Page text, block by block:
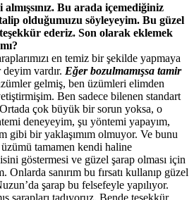
Bu arada içemediğiniz
olduğumuzu söyleyeyim. Bu güzel
ederiz. Son olarak eklemek
en temiz bir şekilde yapmaya
vardır. Eğer bozulmamışsa tamir
gelmiş, ben üzümleri elimden
Ben sadece bilenen standart
çok büyük bir sorun yoksa, o
deneyeyim, şu yöntemi yapayım,
gibi bir yaklaşımım olmuyor. Ve bunu
tamamen kendi haline
göstermesi ve güzel şarap olması için
Onlarda sanırım bu fırsatı kullanıp güzel
şarap bu felsefeyle yapılıyor.
şarapları tadıyoruz. Bende teşekkür